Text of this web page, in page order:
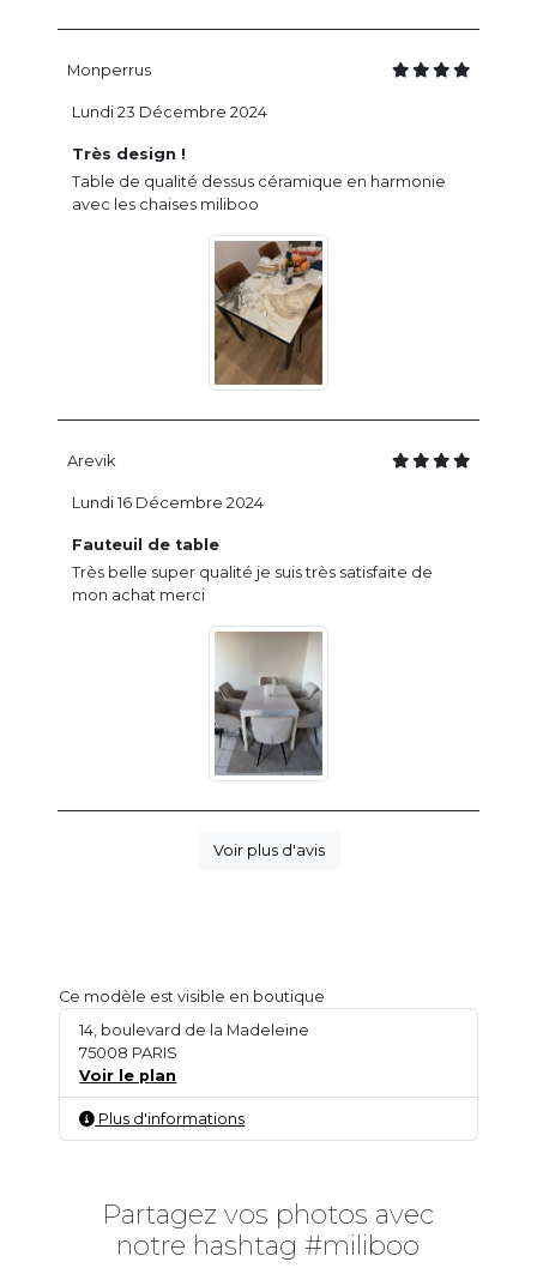
Monperrus
Très design !
Table de qualité dessus céramique en harmonie
avec les chaises miliboo
Lundi 23 Décembre 2024
Arevik
Fauteuil de table
Très belle super qualité je suis très satisfaite de
mon achat merci
Lundi 16 Décembre 2024
Voir plus d'avis
Ce modèle est visible en boutique
14, boulevard de la Madeleine
75008 PARIS
Voir le plan
Plus d'informations
Partagez vos photos avec
notre hashtag #miliboo